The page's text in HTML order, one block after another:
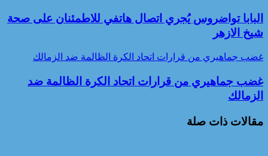
البابا تواضروس يُجري اتصال هاتفي للاطمئنان على صحة
شيخ الازهر
غضب جماهيري من قرارات اتحاد الكرة الظالمة ضد الزمالك
غضب جماهيري من قرارات اتحاد الكرة الظالمة ضد
الزمالك
مقالات ذات صلة